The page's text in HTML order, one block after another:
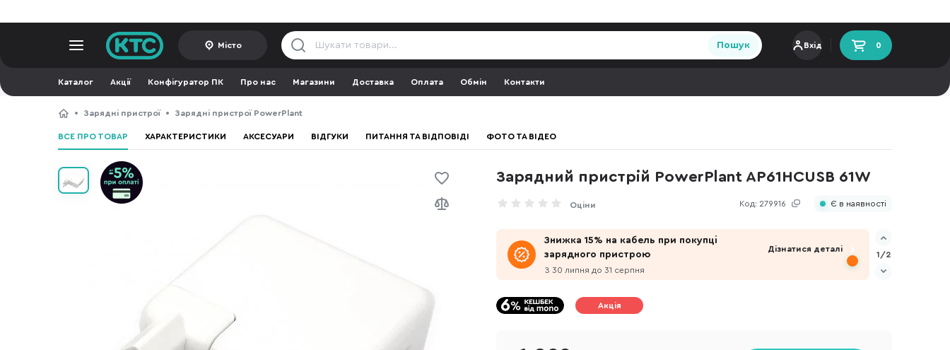
Місто Пошук Вхід 0
Каталог Акції Конфігуратор ПК Про нас Магазини Доставка Оплата Обмін Контакти
Зарядні пристрої Зарядні пристрої PowerPlant
ВСЕ ПРО ТОВАР ХАРАКТЕРИСТИКИ АКСЕСУАРИ ВІДГУКИ ПИТАННЯ ТА ВІДПОВІДІ ФОТО ТА ВІДЕО
Зарядний пристрій PowerPlant AP61HCUSB 61W
Код: 279916
Оціни Є в наявності
Знижка 15% на кабель при покупці
зарядного пристрою
З 30 липня до 31 серпня
Дізнатися деталі
1/2
Акція